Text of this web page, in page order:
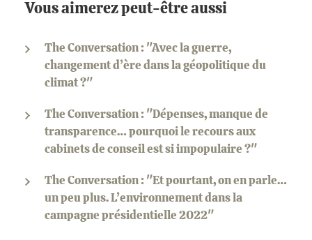
Vous aimerez peut-être aussi
The Conversation : "Avec la guerre,
changement d’ère dans la géopolitique du
climat ?"
The Conversation : "Dépenses, manque de
transparence… pourquoi le recours aux
cabinets de conseil est si impopulaire ?"
The Conversation : "Et pourtant, on en parle…
un peu plus. L’environnement dans la
campagne présidentielle 2022"